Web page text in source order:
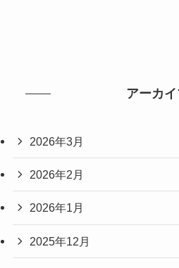
アーカ
2026年3月
2026年2月
2026年1月
2025年12月